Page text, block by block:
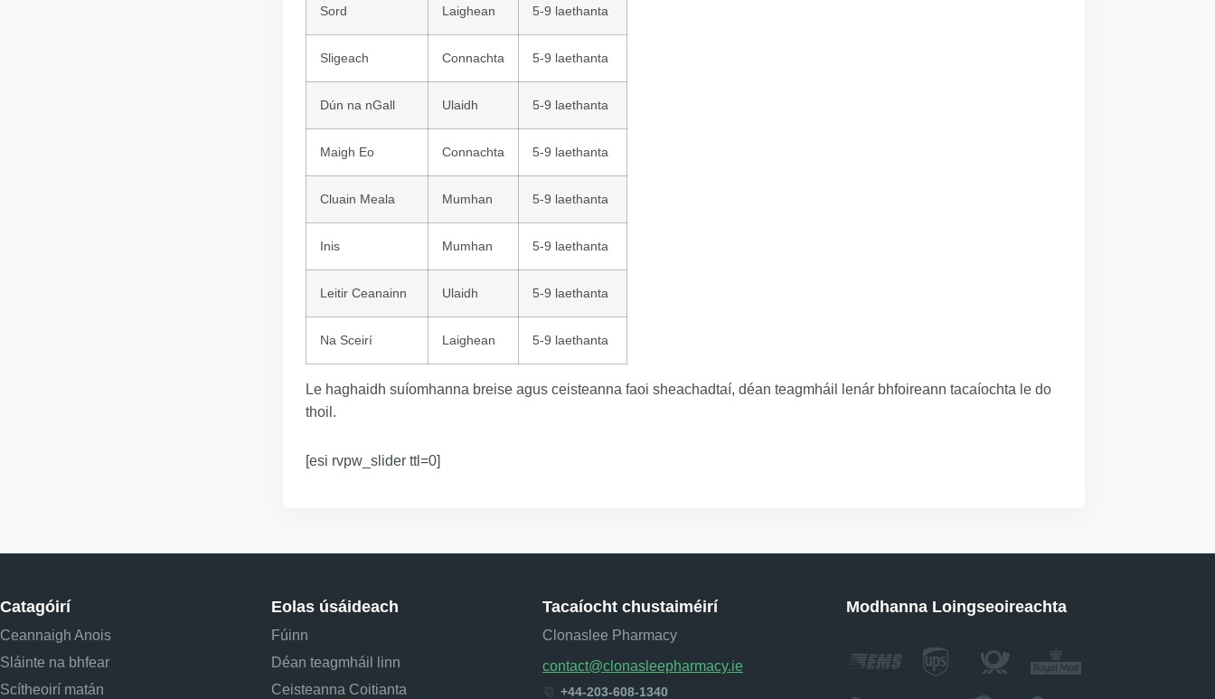
Sord Laighean 5-9 laethanta
Sligeach Connachta 5-9 laethanta
Dún na nGall Ulaidh 5-9 laethanta
Maigh Eo Connachta 5-9 laethanta
Cluain Meala Mumhan 5-9 laethanta
Inis Mumhan 5-9 laethanta
Leitir Ceanainn Ulaidh 5-9 laethanta
Na Sceirí Laighean 5-9 laethanta
Le haghaidh suíomhanna breise agus ceisteanna faoi sheachadtaí, déan teagmháil lenár bhfoireann tacaíochta le do
thoil.
[esi rvpw_slider ttl=0]
Catagóirí
Ceannaigh Anois
Sláinte na bhfear
Scítheoirí matán
Eolas úsáideach
Fúinn
Déan teagmháil linn
Ceisteanna Coitianta
Tacaíocht chustaiméirí
Clonaslee Pharmacy
contact@clonasleepharmacy.ie
+44-203-608-1340
Modhanna Loingseoireachta